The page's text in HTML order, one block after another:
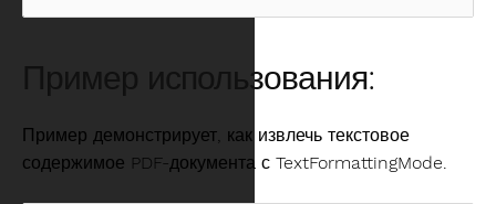
Пример использования:
Пример демонстрирует, как извлечь текстовое
содержимое PDF-документа с TextFormattingMode.